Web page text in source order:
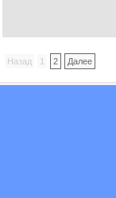
Назад 1 2 Далее